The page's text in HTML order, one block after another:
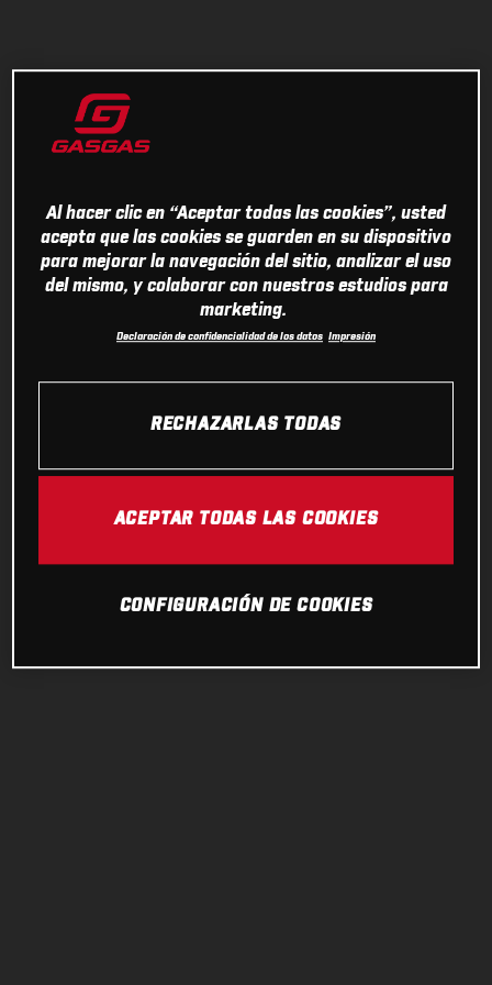
Al hacer clic en “Aceptar todas las cookies”, usted
acepta que las cookies se guarden en su dispositivo
para mejorar la navegación del sitio, analizar el uso
del mismo, y colaborar con nuestros estudios para
marketing.
Declaración de confidencialidad de los datos Impresión
RECHAZARLAS TODAS
ACEPTAR TODAS LAS COOKIES
CONFIGURACIÓN DE COOKIES